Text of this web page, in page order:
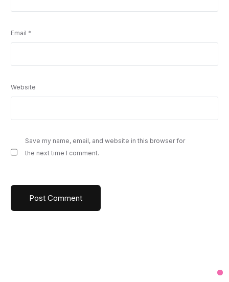
Email *
Website
Save my name, email, and website in this browser for
the next time I comment.